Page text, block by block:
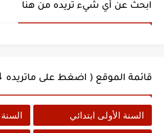
ابحث عن أي شيء تريده من هنا
قائمة الموقع ( اضغط على ماتريده
السنة الأولى ابتدائي